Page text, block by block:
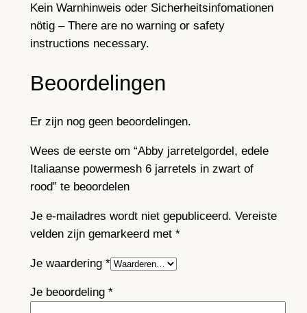
Kein Warnhinweis oder Sicherheitsinfomationen
nötig – There are no warning or safety
instructions necessary.
Beoordelingen
Er zijn nog geen beoordelingen.
Wees de eerste om “Abby jarretelgordel, edele
Italiaanse powermesh 6 jarretels in zwart of
rood” te beoordelen
Je e-mailadres wordt niet gepubliceerd. Vereiste
velden zijn gemarkeerd met *
Je waardering *
Je beoordeling *